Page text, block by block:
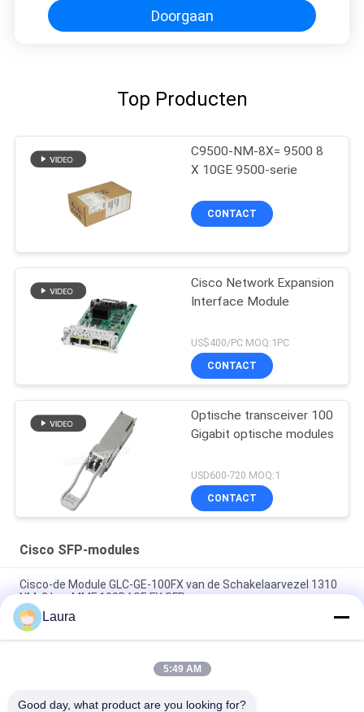
Doorgaan
Top Producten
C9500-NM-8X= 9500 8
X 10GE 9500-serie
CONTACT
Cisco Network Expansion
Interface Module
US$400/PC MOQ:1PC
CONTACT
Optische transceiver 100
Gigabit optische modules
USD600-720 MOQ:1
CONTACT
Cisco SFP-modules
Cisco-de Module GLC-GE-100FX van de Schakelaarvezel 1310
NM, 2 km, MMF 100BASE FX SFP
GLC-LH-SM, Cisco SFP-transceiver, 1Gbps/LC-
connector/enkele modus
SFP-10G-LRM, Cisco SFP-module, 10 Gbps, LC-connector,
Laura
5:49 AM
Good day, what product are you looking for?